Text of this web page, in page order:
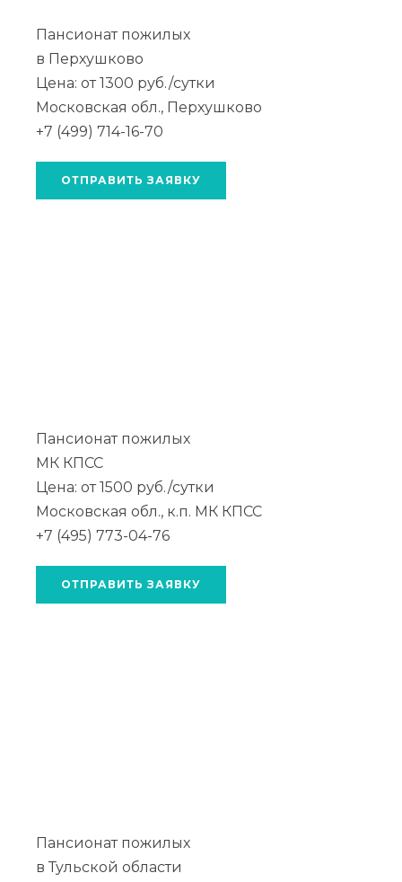
Пансионат пожилых
в Перхушково
Цена: от 1300 руб./сутки
Московская обл., Перхушково
+7 (499) 714-16-70
ОТПРАВИТЬ ЗАЯВКУ
Пансионат пожилых
МК КПСС
Цена: от 1500 руб./сутки
Московская обл., к.п. МК КПСС
+7 (495) 773-04-76
ОТПРАВИТЬ ЗАЯВКУ
Пансионат пожилых
в Тульской области